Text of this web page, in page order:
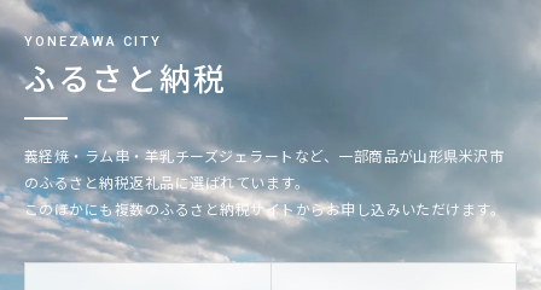
YONEZAWA CITY
ふるさと納税
義経焼・ラム串・羊乳チーズジェラートなど、一部商品が山形県米沢市
のふるさと納税返礼品に選ばれています。
このほかにも複数のふるさと納税サイトからお申し込みいただけます。